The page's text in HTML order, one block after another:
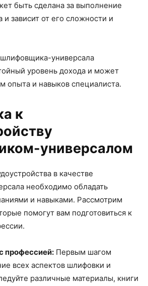
быть сделана за выполнение
и зависит от его сложности и
универсала
уровень дохода и может
опыта и навыков специалиста.
к
универсалом
в качестве
необходимо обладать
и навыками. Рассмотрим
помогут вам подготовиться к
профессией: Первым шагом
всех аспектов шлифовки и
различные материалы, книги